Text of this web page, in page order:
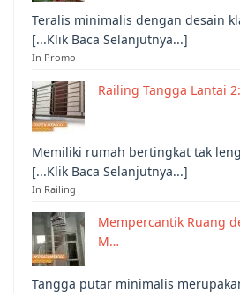
Teralis minimalis dengan desain
[...Klik Baca Selanjutnya...]
In Promo
Railing Tangga Lantai
Memiliki rumah bertingkat tak
[...Klik Baca Selanjutnya...]
In Railing
Mempercantik Ruang
M…
Tangga putar minimalis